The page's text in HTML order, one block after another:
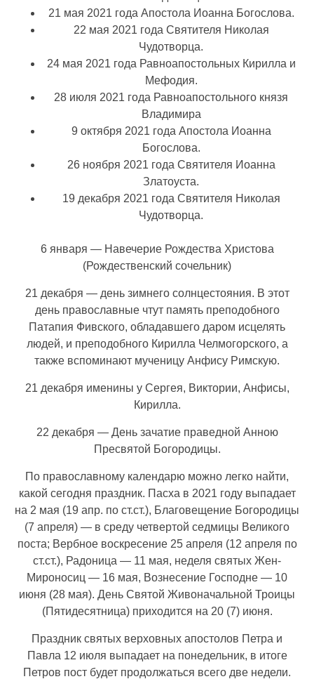
21 мая 2021 года Апостола Иоанна Богослова.
22 мая 2021 года Святителя Николая
Чудотворца.
24 мая 2021 года Равноапостольных Кирилла и
Мефодия.
28 июля 2021 года Равноапостольного князя
Владимира
9 октября 2021 года Апостола Иоанна
Богослова.
26 ноября 2021 года Святителя Иоанна
Златоуста.
19 декабря 2021 года Святителя Николая
Чудотворца.
6 января — Навечерие Рождества Христова
(Рождественский сочельник)
21 декабря — день зимнего солнцестояния. В этот
день православные чтут память преподобного
Патапия Фивского, обладавшего даром исцелять
людей, и преподобного Кирилла Челмогорского, а
также вспоминают мученицу Анфису Римскую.
21 декабря именины у Сергея, Виктории, Анфисы,
Кирилла.
22 декабря — День зачатие праведной Анною
Пресвятой Богородицы.
По православному календарю можно легко найти,
какой сегодня праздник. Пасха в 2021 году выпадает
на 2 мая (19 апр. по ст.ст.), Благовещение Богородицы
(7 апреля) — в среду четвертой седмицы Великого
поста; Вербное воскресение 25 апреля (12 апреля по
ст.ст.), Радоница — 11 мая, неделя святых Жен-
Мироносиц — 16 мая, Вознесение Господне — 10
июня (28 мая). День Святой Живоначальной Троицы
(Пятидесятница) приходится на 20 (7) июня.
Праздник святых верховных апостолов Петра и
Павла 12 июля выпадает на понедельник, в итоге
Петров пост будет продолжаться всего две недели.